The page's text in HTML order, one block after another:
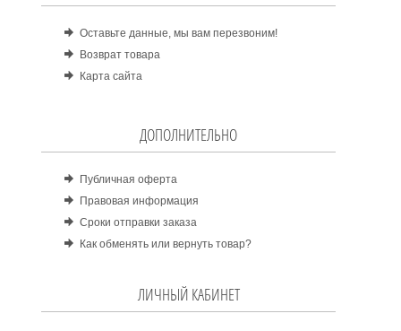
Оставьте данные, мы вам перезвоним!
Возврат товара
Карта сайта
ДОПОЛНИТЕЛЬНО
Публичная оферта
Правовая информация
Сроки отправки заказа
Как обменять или вернуть товар?
ЛИЧНЫЙ КАБИНЕТ